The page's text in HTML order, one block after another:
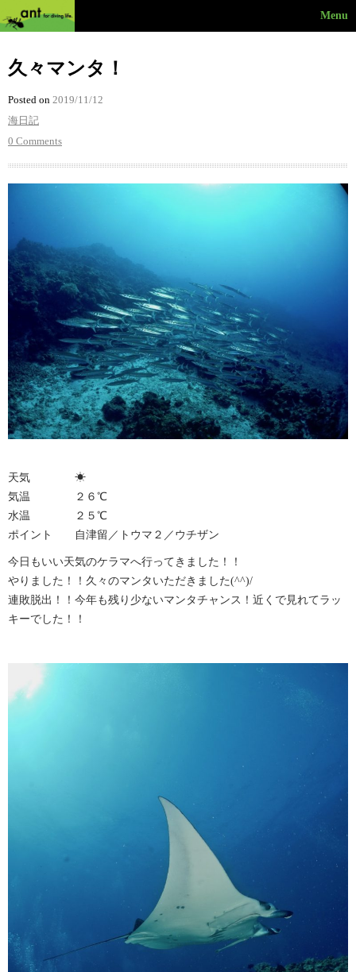
Menu
久々マンタ！
Posted on 2019/11/12
海日記
0 Comments
天気 ☀︎
気温 ２６℃
水温 ２５℃
ポイント 自津留／トウマ２／ウチザン
今日もいい天気のケラマへ行ってきました！！
やりました！！久々のマンタいただきました(^^)/
連敗脱出！！今年も残り少ないマンタチャンス！近くで見れてラッ
キーでした！！